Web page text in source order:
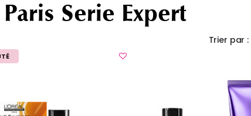
Serie Expert
Trier par :